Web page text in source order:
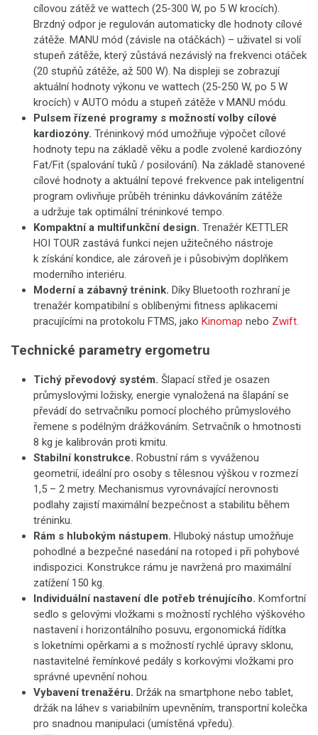
cílovou zátěž ve wattech (25-300 W, po 5 W krocích).
Brzdný odpor je regulován automaticky dle hodnoty cílové
zátěže. MANU mód (závisle na otáčkách) – uživatel si volí
stupeň zátěže, který zůstává nezávislý na frekvenci otáček
(20 stupňů zátěže, až 500 W). Na displeji se zobrazují
aktuální hodnoty výkonu ve wattech (25-250 W, po 5 W
krocích) v AUTO módu a stupeň zátěže v MANU módu.
Pulsem řízené programy s možností volby cílové
kardiozóny. Tréninkový mód umožňuje výpočet cílové
hodnoty tepu na základě věku a podle zvolené kardiozóny
Fat/Fit (spalování tuků / posilování). Na základě stanovené
cílové hodnoty a aktuální tepové frekvence pak inteligentní
program ovlivňuje průběh tréninku dávkováním zátěže
a udržuje tak optimální tréninkové tempo.
Kompaktní a multifunkční design. Trenažér KETTLER
HOI TOUR zastává funkci nejen užitečného nástroje
k získání kondice, ale zároveň je i působivým doplňkem
moderního interiéru.
Moderní a zábavný trénink. Díky Bluetooth rozhraní je
trenažér kompatibilní s oblíbenými fitness aplikacemi
pracujícími na protokolu FTMS, jako Kinomap nebo Zwift.
Technické parametry ergometru
Tichý převodový systém. Šlapací střed je osazen
průmyslovými ložisky, energie vynaložená na šlapání se
převádí do setrvačníku pomocí plochého průmyslového
řemene s podélným drážkováním. Setrvačník o hmotnosti
8 kg je kalibrován proti kmitu.
Stabilní konstrukce. Robustní rám s vyváženou
geometrií, ideální pro osoby s tělesnou výškou v rozmezí
1,5 – 2 metry. Mechanismus vyrovnávající nerovnosti
podlahy zajistí maximální bezpečnost a stabilitu během
tréninku.
Rám s hlubokým nástupem. Hluboký nástup umožňuje
pohodlné a bezpečné nasedání na rotoped i při pohybové
indispozici. Konstrukce rámu je navržená pro maximální
zatížení 150 kg.
Individuální nastavení dle potřeb trénujícího. Komfortní
sedlo s gelovými vložkami s možností rychlého výškového
nastavení i horizontálního posuvu, ergonomická řídítka
s loketními opěrkami a s možností rychlé úpravy sklonu,
nastavitelné řemínkové pedály s korkovými vložkami pro
správné upevnění nohou.
Vybavení trenažéru. Držák na smartphone nebo tablet,
držák na láhev s variabilním upevněním, transportní kolečka
pro snadnou manipulaci (umístěná vpředu).